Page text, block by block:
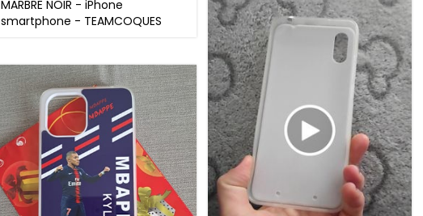
MARBRE NOIR - iPhone
smartphone - TEAMCOQUES